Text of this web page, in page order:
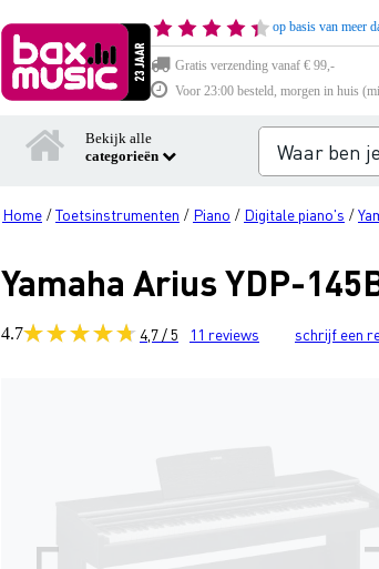
op basis van meer
Gratis verzending vanaf € 99,-
Voor 23:00 besteld, morgen in huis
Bekijk alle
categorieën
Home /Toetsinstrumenten / Piano / Digitale piano's /
Yamaha Arius YDP-
4.7 4,7 / 5 11 reviews schrijf een